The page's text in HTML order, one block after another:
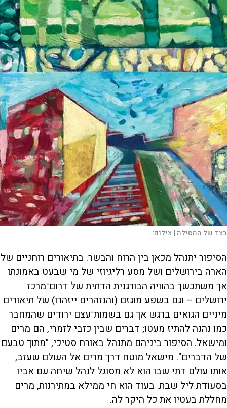
בצד של המסילה | צילום:
הסיפור יתנהל מכאן בין הרוח והבשר. בתיאורים רוחניים של
הארה בירושלים ושל מסע רליגיוזי של מי שבעט באמונתו
אך משתכשך בהוויה הבורגנית הדתית של דרום־מרכז
ירושלים – וגם בשפע מוגזם (והנזהרים ייזהרו) של תיאורים
מיניים הגואים ברגש אך גם בשמות־עצם ירודים שהמחבר
כמו נהנה להתיז מעטו; דברים שבין כזבי לזמרי, הם מרים
ומישאל. הסיפור ביניהם מתנהל באורח סטיכי, "מתוך טבעם
של הדברים". מישאל מוטח דרך מרים אל העולם שעזב,
אותו עולם דתי שבו הוא לא מסוגל לנהל שיחה עם אביו
בסעודת ליל שבת. בעוד הוא חי ממילא במתירנות, מרים
מחללת בעטיו את כל היקר לה.